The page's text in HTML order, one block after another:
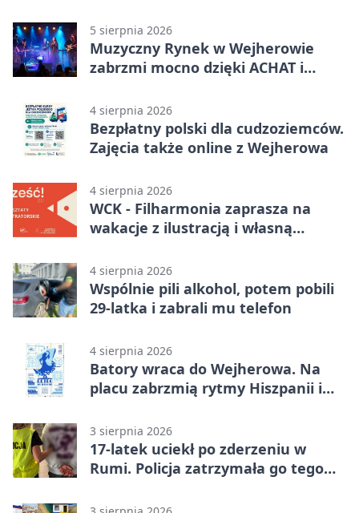
5 sierpnia 2026
Muzyczny Rynek w Wejherowie
zabrzmi mocno dzięki ACHAT i
4 sierpnia 2026
Bezpłatny polski dla cudzoziemców.
Zajęcia także online z Wejherowa
4 sierpnia 2026
WCK - Filharmonia zaprasza na
wakacje z ilustracją i własną
4 sierpnia 2026
Wspólnie pili alkohol, potem pobili
29-latka i zabrali mu telefon
4 sierpnia 2026
Batory wraca do Wejherowa. Na
placu zabrzmią rytmy Hiszpanii i
3 sierpnia 2026
17-latek uciekł po zderzeniu w
Rumi. Policja zatrzymała go tego